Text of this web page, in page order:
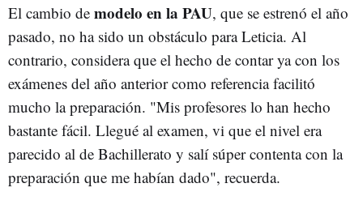
El cambio de modelo en la PAU, que se estrenó el año
pasado, no ha sido un obstáculo para Leticia. Al
contrario, considera que el hecho de contar ya con los
exámenes del año anterior como referencia facilitó
mucho la preparación. "Mis profesores lo han hecho
bastante fácil. Llegué al examen, vi que el nivel era
parecido al de Bachillerato y salí súper contenta con la
preparación que me habían dado", recuerda.